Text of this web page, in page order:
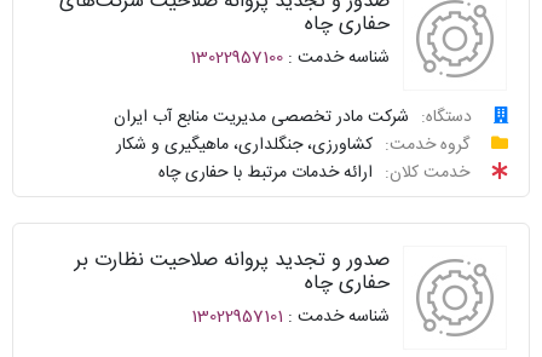
نظرسنجی
سوالات
سامانه
خدمات
دولت
پاسخگو
توافقنامه
نظرسنجی
سوالات
حفاری چاه
شناسه خدمت : 13022957100
دستگاه:
شرکت مادر تخصصی مدیریت منابع آب ایران
گروه خدمت:
کشاورزی، جنگلداری، ماهیگیری و شکار
خدمت کلان:
ارائه خدمات مرتبط با حفاری چاه
درخواست
پیگیری
واحد
پاسخگو
صدور و تجدید پروانه صلاحیت نظارت بر
حفاری چاه
شناسه خدمت : 13022957101